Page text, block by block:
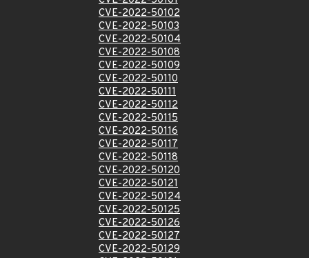
CVE-2022-50102
CVE-2022-50103
CVE-2022-50104
CVE-2022-50108
CVE-2022-50109
CVE-2022-50110
CVE-2022-50111
CVE-2022-50112
CVE-2022-50115
CVE-2022-50116
CVE-2022-50117
CVE-2022-50118
CVE-2022-50120
CVE-2022-50121
CVE-2022-50124
CVE-2022-50125
CVE-2022-50126
CVE-2022-50127
CVE-2022-50129